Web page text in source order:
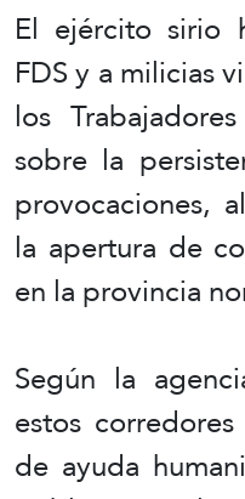
El ejército sirio
FDS y a milicias
los
sobre la
provocaciones,
la apertura de
en la provincia
Según la
estos
de ayuda